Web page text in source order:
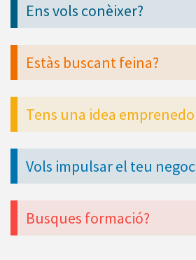
Ens vols conèixer?
Estàs buscant feina?
Tens una idea
Vols impulsar el teu
Busques formació?